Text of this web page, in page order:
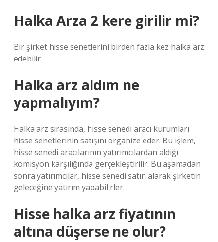
Halka Arza 2 kere girilir mi?
Bir şirket hisse senetlerini birden fazla kez halka arz
edebilir.
Halka arz aldım ne
yapmalıyım?
Halka arz sırasında, hisse senedi aracı kurumları
hisse senetlerinin satışını organize eder. Bu işlem,
hisse senedi aracılarının yatırımcılardan aldığı
komisyon karşılığında gerçekleştirilir. Bu aşamadan
sonra yatırımcılar, hisse senedi satın alarak şirketin
geleceğine yatırım yapabilirler.
Hisse halka arz fiyatının
altına düşerse ne olur?